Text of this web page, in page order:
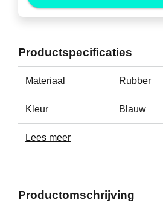
Productomschrijving
Productspecificaties
Materiaal Rubber
Kleur Blauw
Lees meer